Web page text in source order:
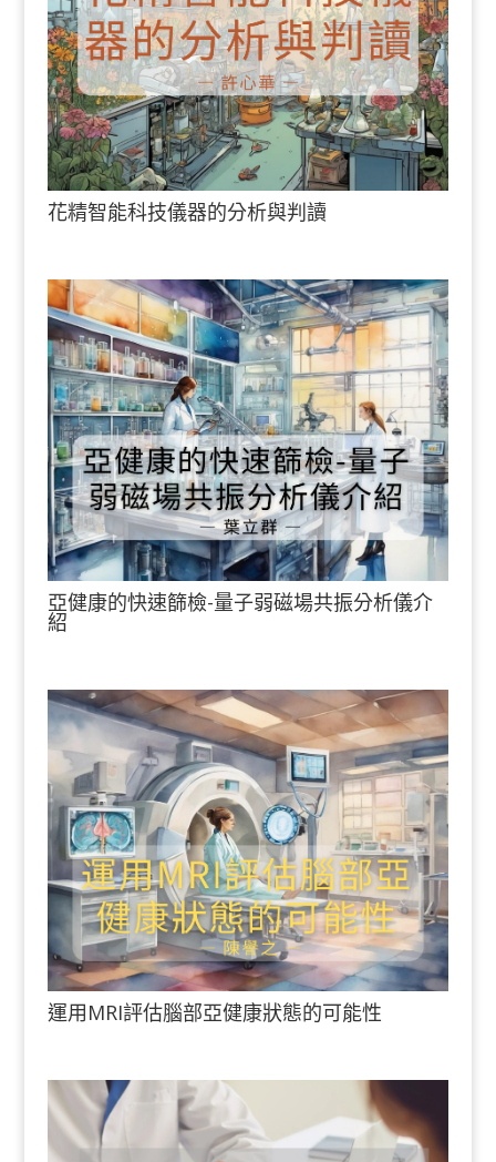
花精智能科技儀器的分析與判讀
亞健康的快速篩檢-量子弱磁場共振分析儀介
紹
運用MRI評估腦部亞健康狀態的可能性